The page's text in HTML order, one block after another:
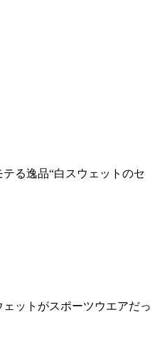
る逸品“白スウェットのセ
ットがスポーツウエアだっ